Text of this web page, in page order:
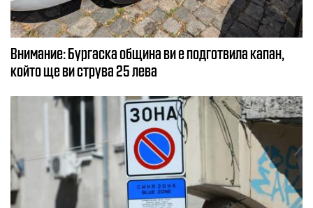
Внимание: Бургаска община ви е подготвила капан,
който ще ви струва 25 лева